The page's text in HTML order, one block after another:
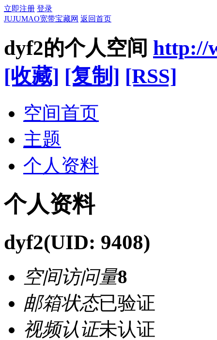
立即注册 登录
JUJUMAO宽带宝藏网 返回首页
dyf2的个人空间 http://
[收藏] [复制] [RSS]
空间首页
主题
个人资料
个人资料
dyf2(UID: 9408)
空间访问量8
邮箱状态已验证
视频认证未认证